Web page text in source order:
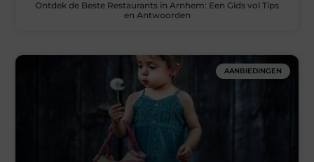
Ontdek de Beste Restaurants in Arnhem: Een Gids vol Tips
en Antwoorden
AANBIEDINGEN